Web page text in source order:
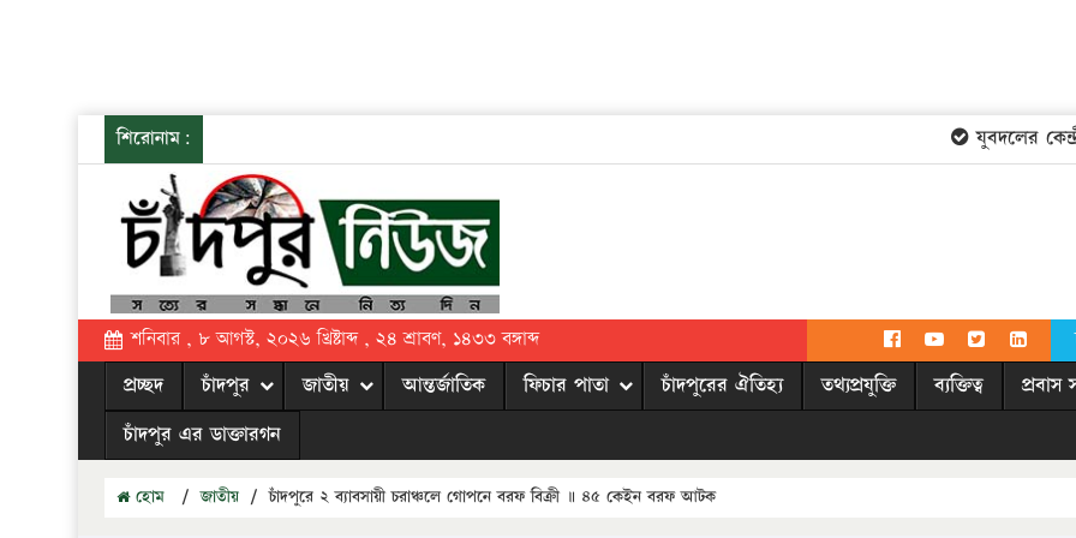
শিরোনাম: যুবদলের
শনিবার , ৮ আগস্ট, ২০২৬ খ্রিষ্টাব্দ , ২৪ শ্রাবণ, ১৪৩৩ বঙ্গাব্দ
প্রচ্ছদ চাঁদপুর জাতীয় আন্তর্জাতিক ফিচার পাতা চাঁদপুরের ঐতিহ্য তথ্যপ্রযুক্তি ব্যক্তিত্ব প্রবাস
চাঁদপুর এর ডাক্তারগন
হোম / জাতীয় / চাঁদপুরে ২ ব্যাবসায়ী চরাঞ্চলে গোপনে বরফ বিক্রী ॥ ৪৫ কেইন বরফ আটক